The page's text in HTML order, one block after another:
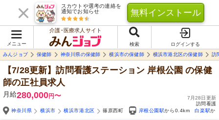
スカウトや選考の連絡を
通知でお知らせ
無料インストール
メニュー
介護･医療求人サイト
検索
ログインする
みんジョブ
保健師 神奈川県の保健師 横浜市の保健師 横浜市港北区の保健師 訪
【7/28更新】訪問看護ステーション 岸根公園 の保健
師の正社員求人
月給280,000円〜
7月28日更新
訪問看護
神奈川県
横浜市 横浜市港北区 篠原西町 岸根公園駅から0.4km 白楽駅か